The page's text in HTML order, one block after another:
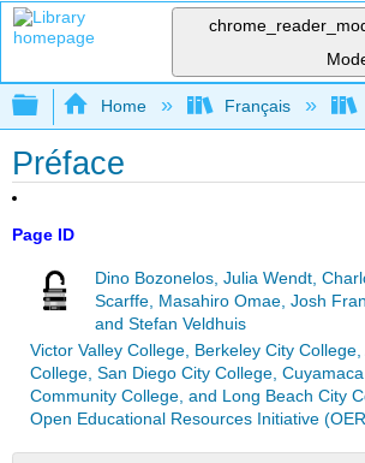
Expand/collapse global
Home Français
Préface
Page ID
Dino Bozonelos, Julia Wendt,
Scarffe, Masahiro Omae, Josh
and Stefan Veldhuis
Victor Valley College, Berkeley City
College, San Diego City College,
Community College, and Long Beach City
Open Educational Resources Initiative